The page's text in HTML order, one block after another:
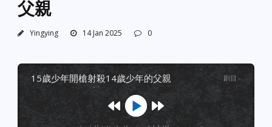
父親
Yingying 14 Jan 2025 0
15歲少年開槍射殺14歲少年的父親 剧目 :-